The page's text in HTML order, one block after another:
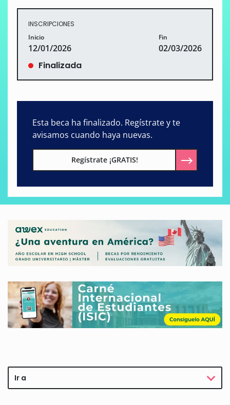
INSCRIPCIONES
Inicio
12/01/2026
Fin
02/03/2026
Finalizada
Esta beca ha finalizado. Regístrate y te
avisamos cuando haya nuevas.
Regístrate ¡GRATIS!
Ir a